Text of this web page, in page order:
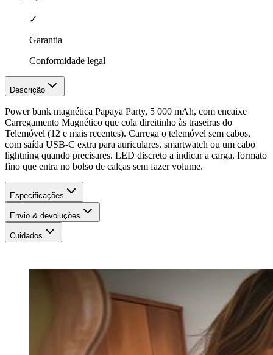
✓
Garantia
Conformidade legal
Descrição
Power bank magnética Papaya Party, 5 000 mAh, com encaixe
Carregamento Magnético que cola direitinho às traseiras do
Telemóvel (12 e mais recentes). Carrega o telemóvel sem cabos,
com saída USB-C extra para auriculares, smartwatch ou um cabo
lightning quando precisares. LED discreto a indicar a carga, formato
fino que entra no bolso de calças sem fazer volume.
Especificações
Envio & devoluções
Cuidados